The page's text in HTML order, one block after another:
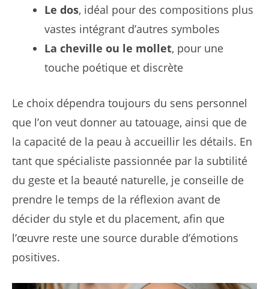
Le dos, idéal pour des compositions plus
vastes intégrant d’autres symboles
La cheville ou le mollet, pour une
touche poétique et discrète
Le choix dépendra toujours du sens personnel
que l’on veut donner au tatouage, ainsi que de
la capacité de la peau à accueillir les détails. En
tant que spécialiste passionnée par la subtilité
du geste et la beauté naturelle, je conseille de
prendre le temps de la réflexion avant de
décider du style et du placement, afin que
l’œuvre reste une source durable d’émotions
positives.